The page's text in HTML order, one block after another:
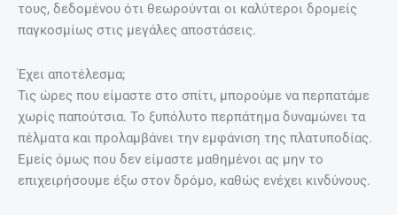
τους, δεδομένου ότι θεωρούνται οι καλύτεροι δρομείς
παγκοσμίως στις μεγάλες αποστάσεις.
Έχει αποτέλεσμα;
Τις ώρες που είμαστε στο σπίτι, μπορούμε να περπατάμε
χωρίς παπούτσια. Το ξυπόλυτο περπάτημα δυναμώνει τα
πέλματα και προλαμβάνει την εμφάνιση της πλατυποδίας.
Εμείς όμως που δεν είμαστε μαθημένοι ας μην το
επιχειρήσουμε έξω στον δρόμο, καθώς ενέχει κινδύνους.